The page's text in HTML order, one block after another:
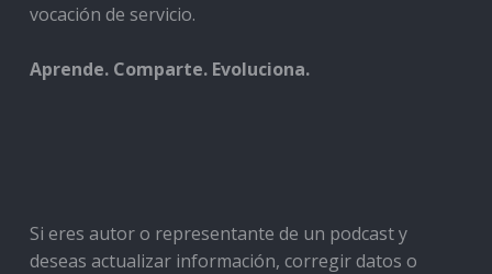
vocación de servicio.
Aprende. Comparte. Evoluciona.
Si eres autor o representante de un podcast y
deseas actualizar información, corregir datos o